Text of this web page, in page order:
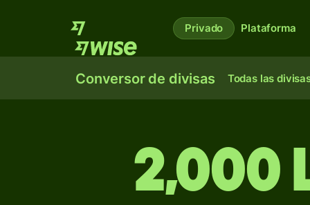
Privado Plataforma
Conversor de divisas Todas las
2,000